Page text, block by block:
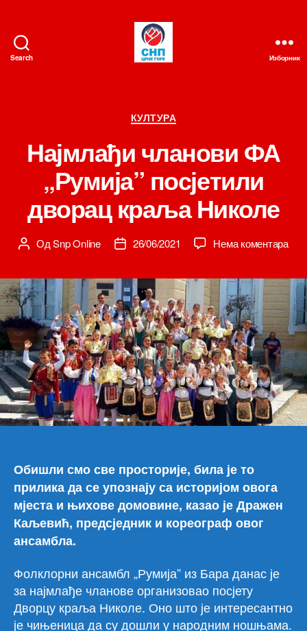
Search Изборник
Категорије
КУЛТУРА
Најмлађи чланови ФА
„Румија” посјетили
дворац краља Николе
Аутор
ОдSnp Online
Датум26/06/2021 Нема коментарана
ФА
Обишли смо све просторије, била је то
прилика да се упознају са историјом овога
мјеста и њихове домовине, казао је Дражен
Каљевић, предсједник и кореограф овог
ансамбла.
Фолклорни ансамбл „Румија” из Бара данас је
за најмлађе чланове организовао посјету
Дворцу краља Николе. Оно што је интересантно
је чињеница да су дошли у народним ношњама.